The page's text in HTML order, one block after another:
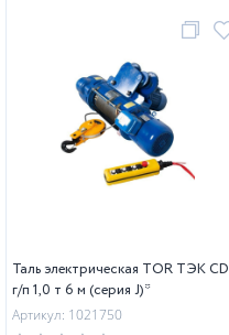
Таль электрическая TOR ТЭК CD
г/п 1,0 т 6 м (серия J)*
Артикул: 1021750